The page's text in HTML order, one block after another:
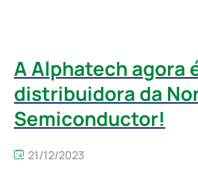
A Alphatech agora
distribuidora da
Semiconductor!
21/12/2023